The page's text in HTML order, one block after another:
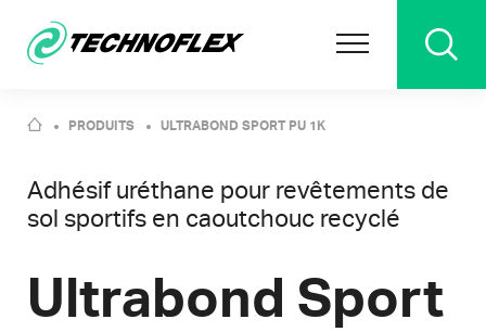
PRODUITS ULTRABOND SPORT PU 1K
Adhésif uréthane pour revêtements de
sol sportifs en caoutchouc recyclé
Ultrabond Sport